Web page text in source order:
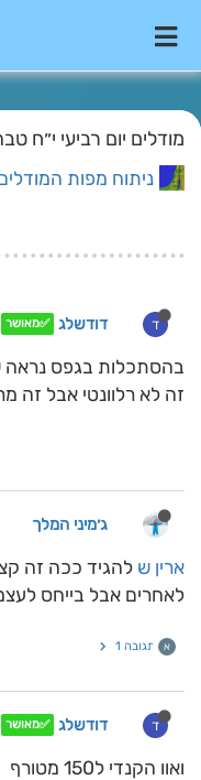
מודלים יום רביעי י״ח טבת 7/6/
ניתוח מפות
ד דודשלג ✅מאושר
בהסתכלות בגפס נראה
זה לא רלוונטי אבל זה
ג׳מיני המלך
ארין ש להגיד ככה זה
לאחרים אבל בייחס
א תגובה 1
ד דודשלג ✅מאושר
ואוו הקנדי ל150 מטורף